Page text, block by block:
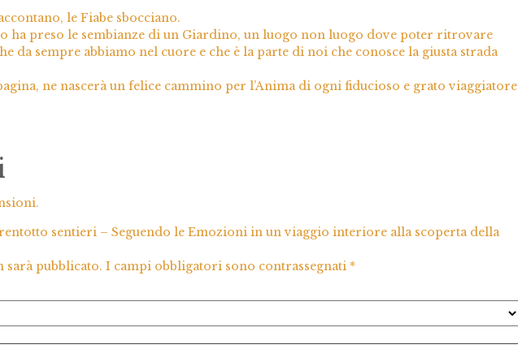
le Fiabe sbocciano.
preso le sembianze di un Giardino, un luogo non luogo dove poter ritrovare
da sempre abbiamo nel cuore e che è la parte di noi che conosce la giusta strada
ne nascerà un felice cammino per l’Anima di ogni fiducioso e grato viaggiatore
sentieri – Seguendo le Emozioni in un viaggio interiore alla scoperta della
pubblicato. I campi obbligatori sono contrassegnati *